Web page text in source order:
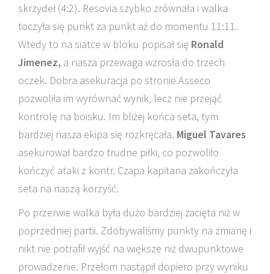
skrzydeł (4:2). Resovia szybko zrównała i walka
toczyła się punkt za punkt aż do momentu 11:11.
Wtedy to na siatce w bloku popisał się Ronald
Jimenez, a nasza przewaga wzrosła do trzech
oczek. Dobra asekuracja po stronie Asseco
pozwoliła im wyrównać wynik, lecz nie przejąć
kontrolę na boisku. Im bliżej końca seta, tym
bardziej nasza ekipa się rozkręcała. Miguel Tavares
asekurował bardzo trudne piłki, co pozwoliło
kończyć ataki z kontr. Czapa kapitana zakończyła
seta na naszą korzyść.
Po przerwie walka była dużo bardziej zacięta niż w
poprzedniej partii. Zdobywaliśmy punkty na zmianę i
nikt nie potrafił wyjść na większe niż dwupunktowe
prowadzenie. Przełom nastąpił dopiero przy wyniku